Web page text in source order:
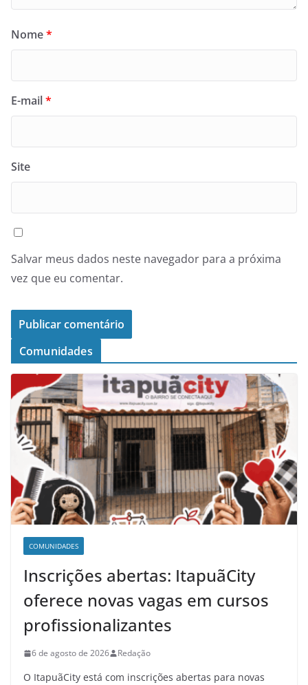
Nome*
E-mail*
Site
Salvar meus dados neste navegador para a próxima
vez que eu comentar.
Comunidades
COMUNIDADES
Inscrições abertas: ItapuãCity
oferece novas vagas em cursos
profissionalizantes
6 de agosto de 2026 Redação
O ItapuãCity está com inscrições abertas para novas